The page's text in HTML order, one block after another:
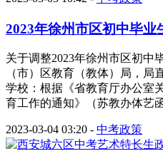
2023年徐州市区初中毕业
关于调整2023年徐州市区初中
（市）区教育（教体）局，局
学校：根据《省教育厅办公室
育工作的通知》（苏教办体艺
2023-03-04 03:20 - 中考政策